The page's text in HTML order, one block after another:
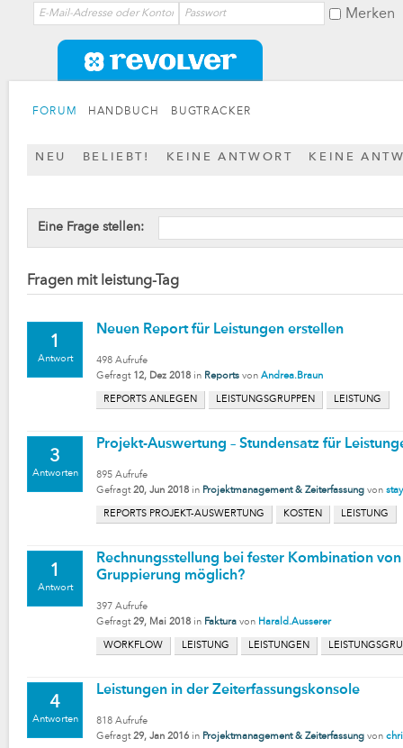
Merken
FORUM HANDBUCH BUGTRACKER
NEU BELIEBT! KEINE ANTWORT KEINE
Eine Frage stellen:
Fragen mit leistung-Tag
1
Antwort
Neuen Report für Leistungen erstellen
498 Aufrufe
Gefragt 12, Dez 2018 in Reports von Andrea.Braun
REPORTS ANLEGEN LEISTUNGSGRUPPEN LEISTUNG
3
Antworten
Projekt-Auswertung – Stundensatz für
895 Aufrufe
Gefragt 20, Jun 2018 in Projektmanagement & Zeiterfassung von
REPORTS PROJEKT-AUSWERTUNG KOSTEN LEISTUNG
1
Antwort
Rechnungsstellung bei fester Kombination
Gruppierung möglich?
397 Aufrufe
Gefragt 29, Mai 2018 in Faktura von Harald.Ausserer
WORKFLOW LEISTUNG LEISTUNGEN
4
Antworten
Leistungen in der Zeiterfassungskonsole
818 Aufrufe
Gefragt 29, Jan 2016 in Projektmanagement & Zeiterfassung von